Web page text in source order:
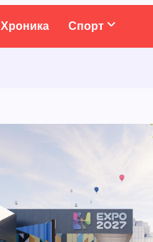
Хроника Спорт